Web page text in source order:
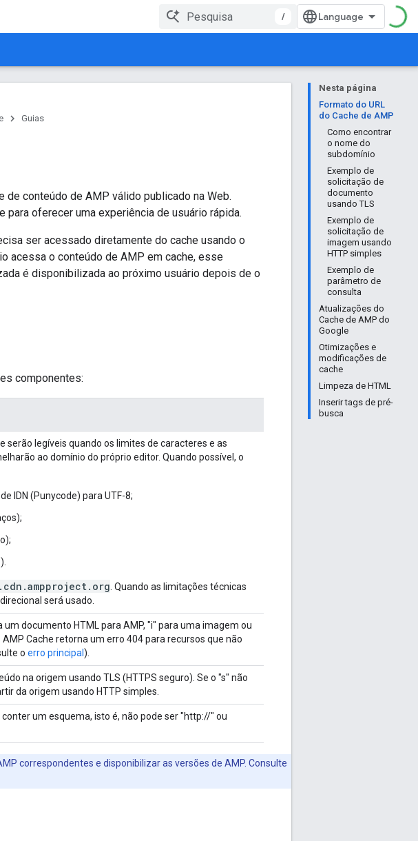
/
Nesta página
Formato do URL
do Cache de AMP
Como encontrar
o nome do
subdomínio
Exemplo de
solicitação de
documento
usando TLS
Exemplo de
solicitação de
imagem usando
HTTP simples
Exemplo de
parâmetro de
consulta
Atualizações do
Cache de AMP do
Google
Otimizações e
modificações de
cache
Limpeza de HTML
Inserir tags de pré-
busca
Guias
conteúdo de AMP válido publicado na Web.
oferecer uma experiência de usuário rápida.
ser acessado diretamente do cache usando o
acessa o conteúdo de AMP em cache, esse
é disponibilizada ao próximo usuário depois de o
componentes:
serão legíveis quando os limites de caracteres e as
ao domínio do próprio editor. Quando possível, o
IDN (Punycode) para UTF-8;
. Quando as limitações técnicas
será usado.
documento HTML para AMP, "i" para uma imagem ou
Cache retorna um erro 404 para recursos que não
o erro principal ).
na origem usando TLS (HTTPS seguro). Se o "s" não
da origem usando HTTP simples.
conter um esquema, isto é, não pode ser "http://" ou
correspondentes e disponibilizar as versões de AMP. Consulte